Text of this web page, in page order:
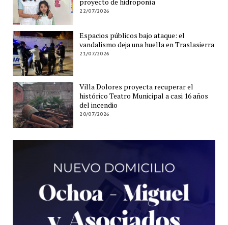
22/07/2026
Espacios públicos bajo ataque: el
vandalismo deja una huella en Traslasierra
21/07/2026
Villa Dolores proyecta recuperar el
histórico Teatro Municipal a casi 16 años
del incendio
20/07/2026